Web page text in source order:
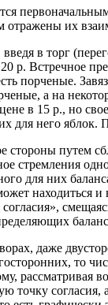
отражены их
в торг
р. Встречное
порченые.
а на
в 15 р., но
для него яблок.
стороны путем
стремления
для них
находиться
согласия»,
даже
то
рассматривая
точку согласия,